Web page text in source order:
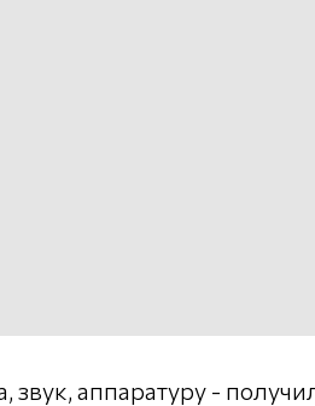
аппаратуру -